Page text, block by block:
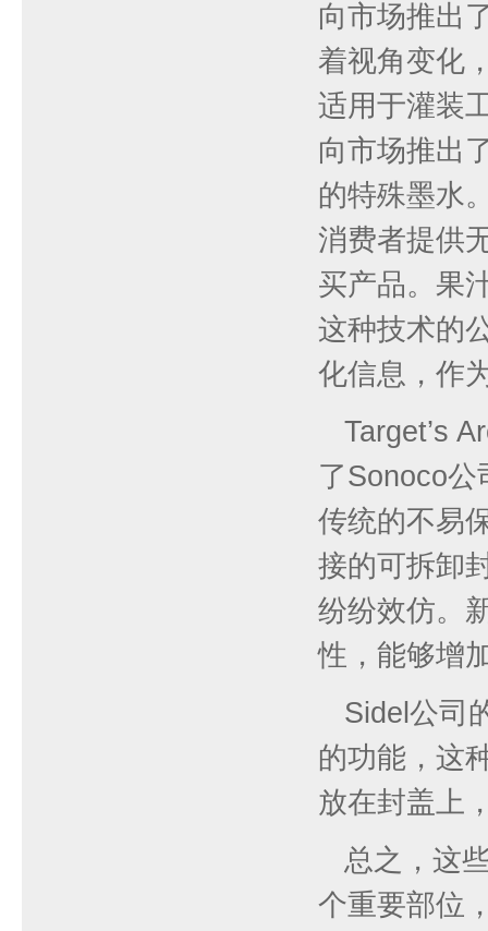
向市场推出
着视角变化
适用于灌装
向市场推出
的特殊墨水
消费者提供
买产品。果
这种技术的
化信息，作
Target’s
了Sonoco
传统的不易
接的可拆卸
纷纷效仿。
性，能够增
Sidel公司
的功能，这
放在封盖上
总之，这
个重要部位